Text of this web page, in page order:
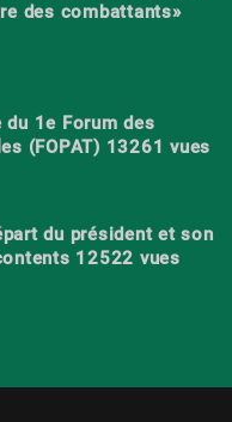
des combattants»
du 1e Forum des
(FOPAT) 13261 vues
du président et son
12522 vues